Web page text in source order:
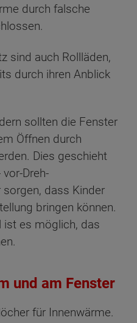
durch falsche
sind auch Rollläden,
durch ihren Anblick
sollten die Fenster
Öffnen durch
Dies geschieht
Dreh-
sorgen, dass Kinder
bringen können.
ist es möglich, das
und am Fenster
für Innenwärme.